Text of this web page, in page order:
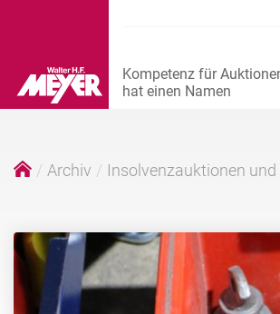
Archiv Insolvenzauktionen